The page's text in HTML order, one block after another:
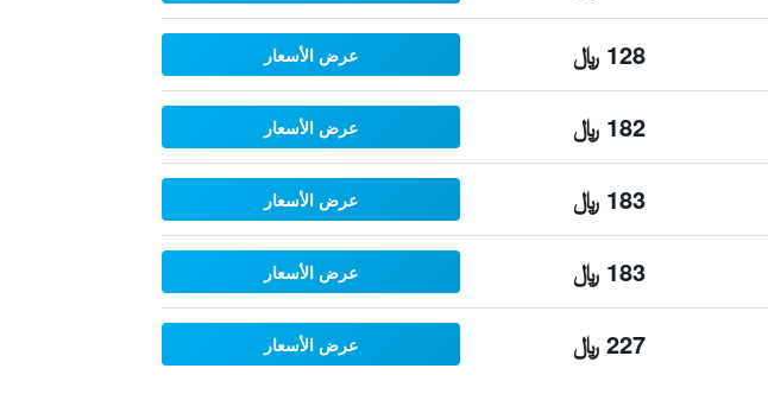
128 ﷼ عرض الأسعار
182 ﷼ عرض الأسعار
183 ﷼ عرض الأسعار
183 ﷼ عرض الأسعار
227 ﷼ عرض الأسعار